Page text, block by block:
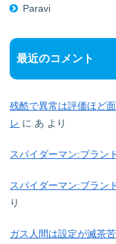
Paravi
最近のコメント
残酷で異常は評価ほど
レ に あ より
スパイダーマン:ブラン
スパイダーマン:ブラン
り
ガス人間は設定が滅茶